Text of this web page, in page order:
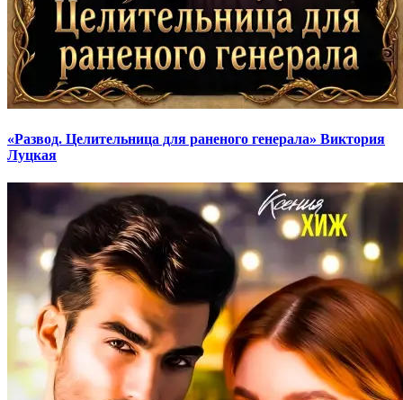
«Развод. Целительница для раненого генерала» Виктория
Луцкая